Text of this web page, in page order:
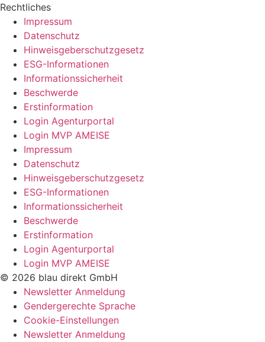
Rechtliches
Impressum
Datenschutz
Hinweisgeberschutzgesetz
ESG-Informationen
Informationssicherheit
Beschwerde
Erstinformation
Login Agenturportal
Login MVP AMEISE
Impressum
Datenschutz
Hinweisgeberschutzgesetz
ESG-Informationen
Informationssicherheit
Beschwerde
Erstinformation
Login Agenturportal
Login MVP AMEISE
© 2026 blau direkt GmbH
Newsletter Anmeldung
Gendergerechte Sprache
Cookie-Einstellungen
Newsletter Anmeldung